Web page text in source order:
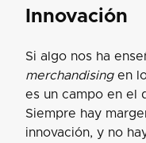
Innovación
Si algo nos ha
merchandisingen
es un campo en el
Siempre hay
innovación, y no